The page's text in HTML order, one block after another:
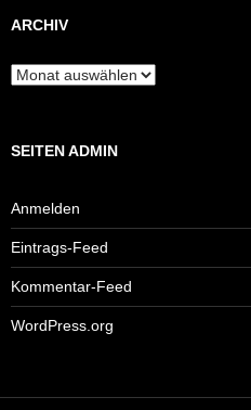
ARCHIV
Archiv
SEITEN ADMIN
Anmelden
Eintrags-Feed
Kommentar-Feed
WordPress.org